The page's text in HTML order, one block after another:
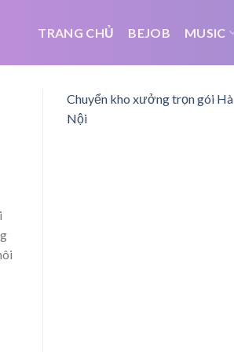
TRANG CHỦ BEJOB MUSIC
Chuyển kho xưởng trọn gói Hà
Nội